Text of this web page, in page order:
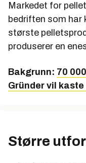
Markedet for
bedriften som har
største
produserer en
Bakgrunn: 70
Gründer vil
Større